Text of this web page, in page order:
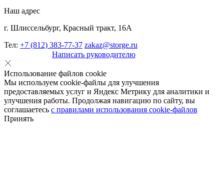
Наш адрес
г. Шлиссельбург, Красный тракт, 16А
Тел: +7 (812) 383-77-37 zakaz@storge.ru
Написать руководителю
Использование файлов cookie
Мы используем cookie-файлы для улучшения
предоставляемых услуг и Яндекс Метрику для аналитики и
улучшения работы. Продолжая навигацию по сайту, вы
соглашаетесь с правилами использования cookie-файлов
Принять